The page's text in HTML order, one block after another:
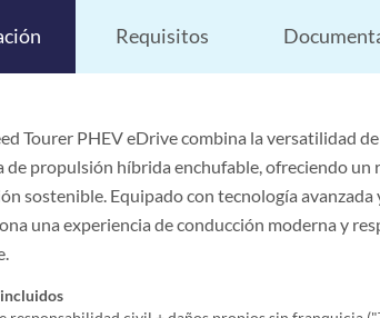
Requisitos
Tourer PHEV eDrive combina la versatilidad
de propulsión híbrida enchufable, ofreciendo un
sostenible. Equipado con tecnología
una experiencia de conducción moderna y